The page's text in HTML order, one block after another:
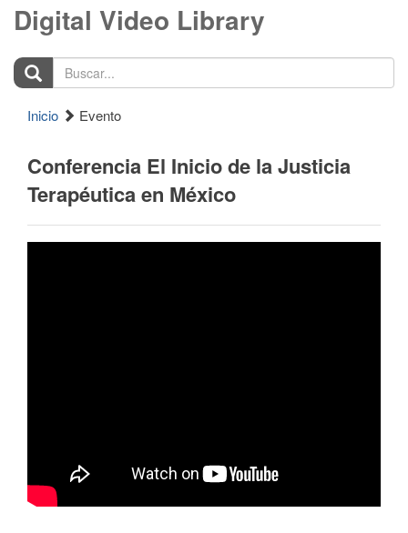
Digital Video Library
Buscar...
Inicio Evento
Conferencia El Inicio de la Justicia
Terapéutica en México